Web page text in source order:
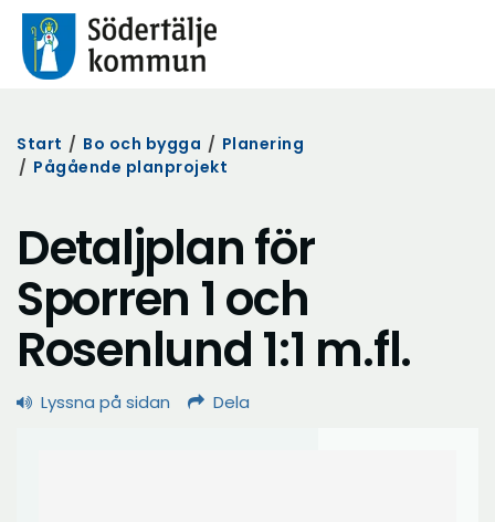
Start / Bo och bygga / Planering
/ Pågående planprojekt
Detaljplan för
Sporren 1 och
Rosenlund 1:1 m.fl.
Lyssna på sidan Dela